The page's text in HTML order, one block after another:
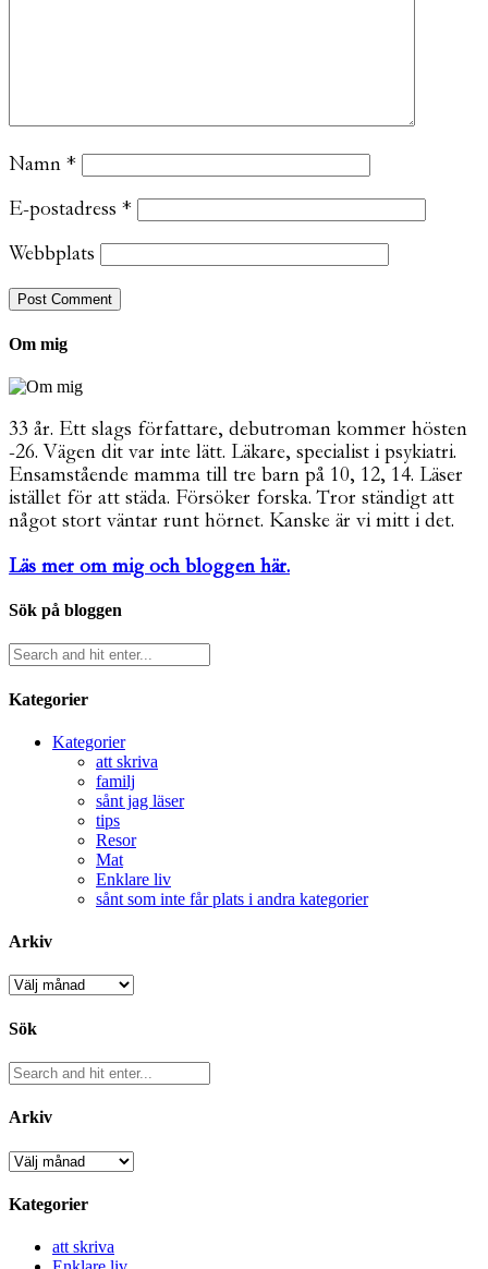
Namn *
E-postadress *
Webbplats
Om mig
33 år. Ett slags författare, debutroman kommer hösten
-26. Vägen dit var inte lätt. Läkare, specialist i psykiatri.
Ensamstående mamma till tre barn på 10, 12, 14. Läser
istället för att städa. Försöker forska. Tror ständigt att
något stort väntar runt hörnet. Kanske är vi mitt i det.
Läs mer om mig och bloggen här.
Sök på bloggen
Kategorier
Kategorier
att skriva
familj
sånt jag läser
tips
Resor
Mat
Enklare liv
sånt som inte får plats i andra kategorier
Arkiv
Arkiv
Sök
Arkiv
Arkiv
Kategorier
att skriva